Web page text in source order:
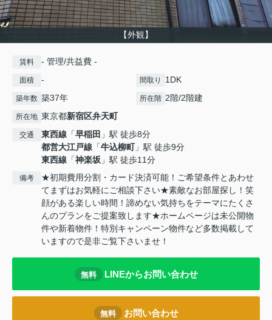
【外観】
賃料 - 管理/共益費 -
面積 - 間取り 1DK
築年数 築37年 所在階 2階/2階建
所在地 東京都新宿区弁天町
交通 東西線 「早稲田 」駅 徒歩8分
都営大江戸線 「牛込柳町」駅 徒歩9分
東西線 「神楽坂 」駅 徒歩11分
備考
★初期費用分割・カード決済可能！ご希望条件とあわせ
てまずはお気軽にご相談下さい★素敵なお部屋探し！笑
顔がある楽しい時間！諦めない気持ちをテーマにたくさ
んのプランをご提案致します★ホームページは未公開物
件や新着物件！特別キャンペーン物件など多数掲載して
いますので是非ご覧下さいませ！
無料 LINEからお問い合わせ
無料 お問い合わせ